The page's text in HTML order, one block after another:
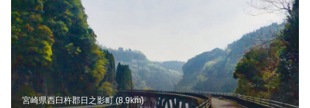
宮崎県西臼杵郡日之影町 (8.9km)